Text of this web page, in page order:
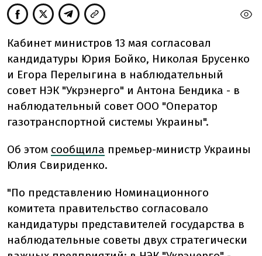
Кабинет министров 13 мая согласовал
кандидатуры Юрия Бойко, Николая Брусенко
и Егора Перелыгина в наблюдательный
совет НЭК "Укрэнерго" и Антона Бендика - в
наблюдательный совет ООО "Оператор
газотранспортной системы Украины".
Об этом сообщила премьер-министр Украины
Юлия Свириденко.
"По представлению Номинационного
комитета правительство согласовало
кандидатуры представителей государства в
наблюдательные советы двух стратегически